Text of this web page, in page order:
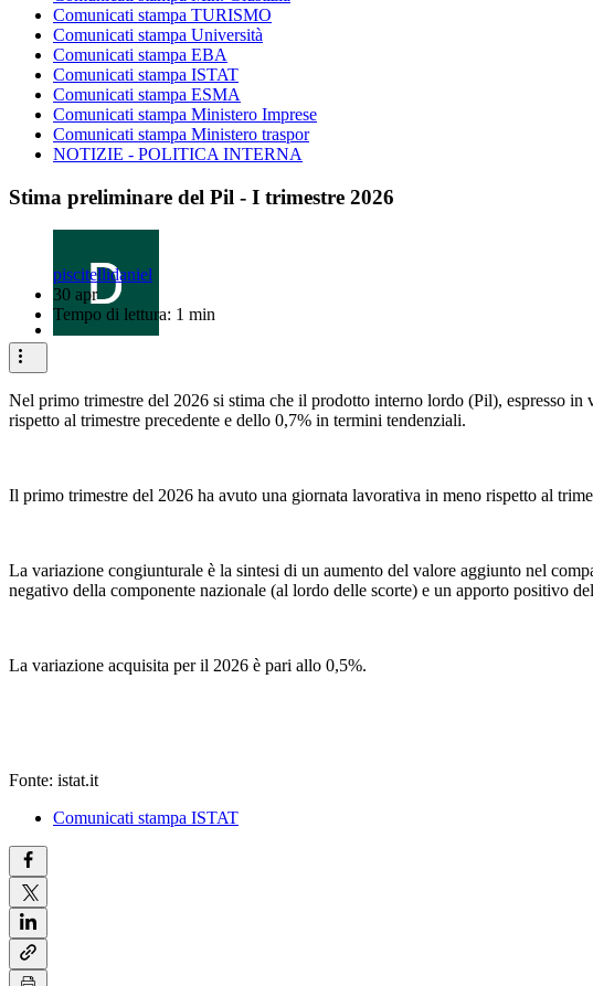
Comunicati stampa TURISMO
Comunicati stampa Università
Comunicati stampa EBA
Comunicati stampa ISTAT
Comunicati stampa ESMA
Comunicati stampa Ministero Imprese
Comunicati stampa Ministero traspor
NOTIZIE - POLITICA INTERNA
Stima preliminare del Pil - I trimestre 2026
piscitellidaniel
30 apr
Tempo di lettura: 1 min
Nel primo trimestre del 2026 si stima che il prodotto interno lordo (Pil), espresso
rispetto al trimestre precedente e dello 0,7% in termini tendenziali.
Il primo trimestre del 2026 ha avuto una giornata lavorativa in meno rispetto al
La variazione congiunturale è la sintesi di un aumento del valore aggiunto nel
negativo della componente nazionale (al lordo delle scorte) e un apporto positivo
La variazione acquisita per il 2026 è pari allo 0,5%.
Fonte: istat.it
Comunicati stampa ISTAT